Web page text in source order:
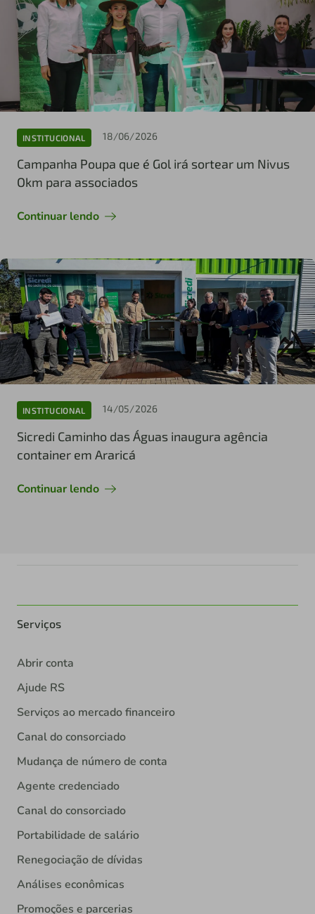
INSTITUCIONAL 18/06/2026
Campanha Poupa que é Gol irá sortear um Nivus
Okm para associados
Continuar lendo
INSTITUCIONAL 14/05/2026
Sicredi Caminho das Águas inaugura agência
container em Araricá
Continuar lendo
Serviços
Abrir conta
Ajude RS
Serviços ao mercado financeiro
Canal do consorciado
Mudança de número de conta
Agente credenciado
Canal do consorciado
Portabilidade de salário
Renegociação de dívidas
Análises econômicas
Promoções e parcerias